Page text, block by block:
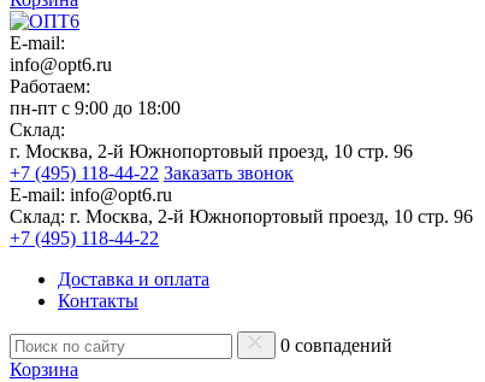
E-mail:
info@opt6.ru
Работаем:
пн-пт с 9:00 до 18:00
Склад:
г. Москва, 2-й Южнопортовый проезд, 10 стр. 96
+7 (495) 118-44-22 Заказать звонок
E-mail: info@opt6.ru
Склад: г. Москва, 2-й Южнопортовый проезд, 10 стр. 96
+7 (495) 118-44-22
Доставка и оплата
Контакты
0 совпадений
Корзина